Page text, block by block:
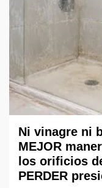
Ni vinagre ni
MEJOR
los orificios
PERDER